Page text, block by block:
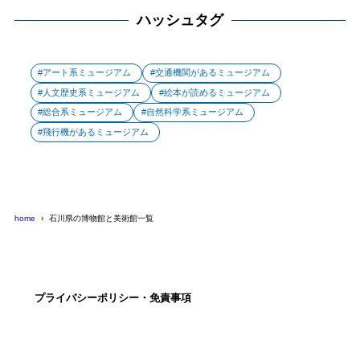
ハッシュタグ
アート系ミュージアム 交通機関があるミュージアム
人文歴史系ミュージアム 絵本が読めるミュージアム
総合系ミュージアム 自然科学系ミュージアム
飛行機があるミュージアム
home 石川県の博物館と美術館一覧
プライバシーポリシー・免責事項